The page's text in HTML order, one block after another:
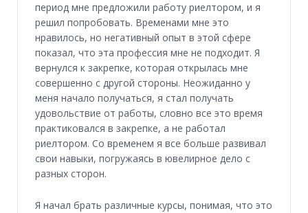
период мне предложили работу риелтором, и я
решил попробовать. Временами мне это
нравилось, но негативный опыт в этой сфере
показал, что эта профессия мне не подходит. Я
вернулся к закрепке, которая открылась мне
совершенно с другой стороны. Неожиданно у
меня начало получаться, я стал получать
удовольствие от работы, словно все это время
практиковался в закрепке, а не работал
риелтором. Со временем я все больше развивал
свои навыки, погружаясь в ювелирное дело с
разных сторон.
Я начал брать различные курсы, понимая, что это